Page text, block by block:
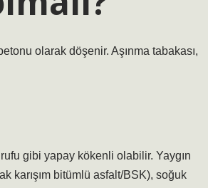
olarak döşenir. Aşınma tabakası,
gibi yapay kökenli olabilir. Yaygın
karışım bitümlü asfalt/BSK), soğuk